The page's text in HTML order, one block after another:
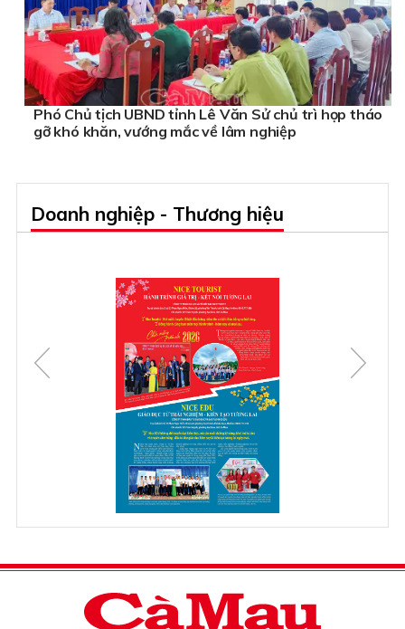
Phó Chủ tịch UBND tỉnh Lê Văn Sử chủ trì họp tháo
gỡ khó khăn, vướng mắc về lâm nghiệp
Doanh nghiệp - Thương hiệu